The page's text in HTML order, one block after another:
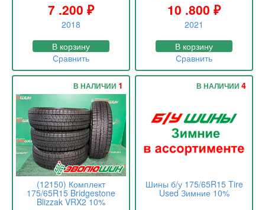
7 .200 ₽
2018
В корзину
Сравнить
10 .800₽
2021
В корзину
Сравнить
(12150) Комплект
175/65R15 Bridgestone
Blizzak VRX2 10%
В НАЛИЧИИ 1
Шины б/у 175/65R15 Tire
Used Зимние 10%
В НАЛИЧИИ 4